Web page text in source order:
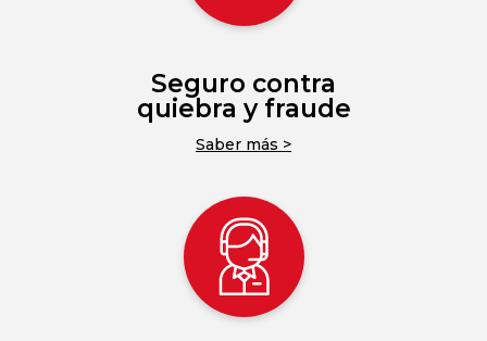
Seguro contra
quiebra y fraude
Saber más >